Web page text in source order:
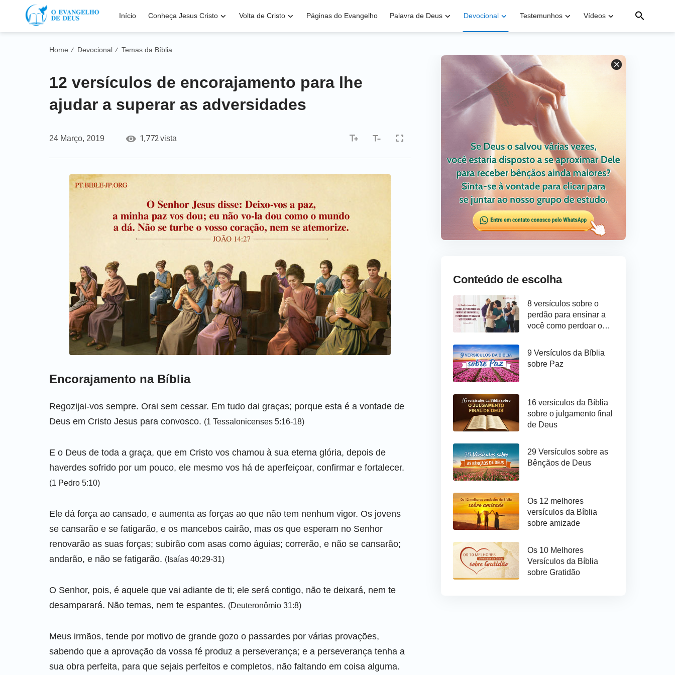
Início Conheça Jesus Cristo Volta de Cristo Páginas do Evangelho Palavra de Deus Devocional Testemunhos Vídeos
Home / Devocional / Temas da Bíblia
12 versículos de encorajamento para lhe
ajudar a superar as adversidades
24 Março, 2019 1,772vista
Encorajamento na Bíblia
Regozijai-vos sempre. Orai sem cessar. Em tudo dai graças; porque esta é a vontade de
Deus em Cristo Jesus para convosco. (1 Tessalonicenses 5:16-18)
E o Deus de toda a graça, que em Cristo vos chamou à sua eterna glória, depois de
haverdes sofrido por um pouco, ele mesmo vos há de aperfeiçoar, confirmar e fortalecer.
(1 Pedro 5:10)
Ele dá força ao cansado, e aumenta as forças ao que não tem nenhum vigor. Os jovens
se cansarão e se fatigarão, e os mancebos cairão, mas os que esperam no Senhor
renovarão as suas forças; subirão com asas como águias; correrão, e não se cansarão;
andarão, e não se fatigarão. (Isaías 40:29-31)
O Senhor, pois, é aquele que vai adiante de ti; ele será contigo, não te deixará, nem te
desamparará. Não temas, nem te espantes. (Deuteronômio 31:8)
Meus irmãos, tende por motivo de grande gozo o passardes por várias provações,
sabendo que a aprovação da vossa fé produz a perseverança; e a perseverança tenha a
sua obra perfeita, para que sejais perfeitos e completos, não faltando em coisa alguma.
Conteúdo de escolha
8 versículos sobre o
perdão para ensinar a
você como perdoar os
9 Versículos da Bíblia
sobre Paz
16 versículos da Bíblia
sobre o julgamento final
de Deus
29 Versículos sobre as
Bênçãos de Deus
Os 12 melhores
versículos da Bíblia
sobre amizade
Os 10 Melhores
Versículos da Bíblia
sobre Gratidão